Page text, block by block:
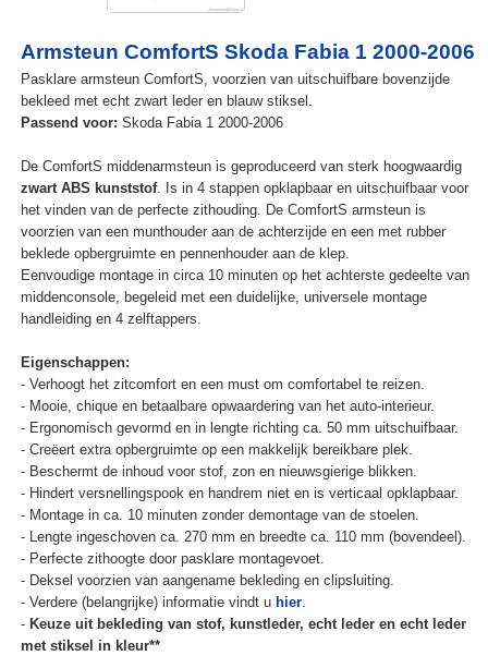
Armsteun ComfortS Skoda Fabia 1 2000-2006
Pasklare armsteun ComfortS, voorzien van uitschuifbare bovenzijde
bekleed met echt zwart leder en blauw stiksel.
Passend voor: Skoda Fabia 1 2000-2006
De ComfortS middenarmsteun is geproduceerd van sterk hoogwaardig
zwart ABS kunststof. Is in 4 stappen opklapbaar en uitschuifbaar voor
het vinden van de perfecte zithouding. De ComfortS armsteun is
voorzien van een munthouder aan de achterzijde en een met rubber
beklede opbergruimte en pennenhouder aan de klep.
Eenvoudige montage in circa 10 minuten op het achterste gedeelte van
middenconsole, begeleid met een duidelijke, universele montage
handleiding en 4 zelftappers.
Eigenschappen:
- Verhoogt het zitcomfort en een must om comfortabel te reizen.
- Mooie, chique en betaalbare opwaardering van het auto-interieur.
- Ergonomisch gevormd en in lengte richting ca. 50 mm uitschuifbaar.
- Creëert extra opbergruimte op een makkelijk bereikbare plek.
- Beschermt de inhoud voor stof, zon en nieuwsgierige blikken.
- Hindert versnellingspook en handrem niet en is verticaal opklapbaar.
- Montage in ca. 10 minuten zonder demontage van de stoelen.
- Lengte ingeschoven ca. 270 mm en breedte ca. 110 mm (bovendeel).
- Perfecte zithoogte door pasklare montagevoet.
- Deksel voorzien van aangename bekleding en clipsluiting.
- Verdere (belangrijke) informatie vindt u hier.
- Keuze uit bekleding van stof, kunstleder, echt leder en echt leder
met stiksel in kleur**